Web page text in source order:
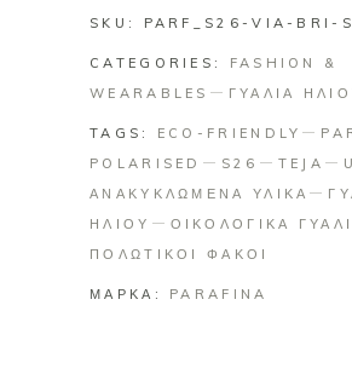
SKU: PARF_S26-VIA-BRI-
CATEGORIES: FASHION &
WEARABLES
ΓΥΑΛΙΑ
TAGS: ECO-FRIENDLY
POLARISED
S26 TEJA
ΑΝΑΚΥΚΛΩΜΕΝΑ ΥΛΙΚΑ
ΗΛΙΟΥ
ΟΙΚΟΛΟΓΙΚΑ
ΠΟΛΩΤΙΚΟΙ ΦΑΚΟΙ
ΜΑΡΚΑ: PARAFINA